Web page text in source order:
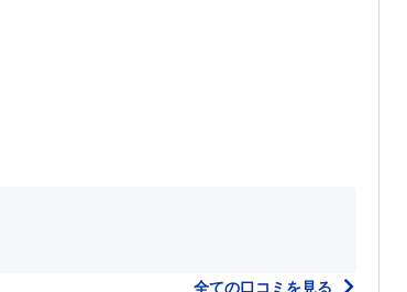
全ての口コミを見る